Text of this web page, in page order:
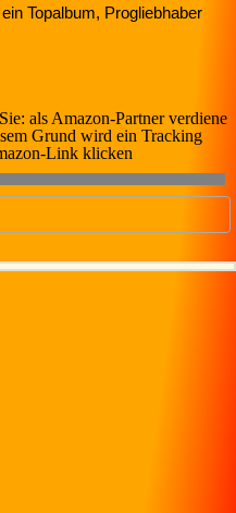
Topalbum, Progliebhaber
als Amazon-Partner verdiene
Grund wird ein Tracking
Link klicken